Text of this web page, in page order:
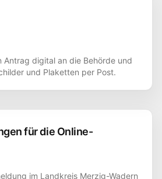
Antrag digital an die Behörde und
und Plaketten per Post.
für die Online-
im Landkreis Merzig-Wadern